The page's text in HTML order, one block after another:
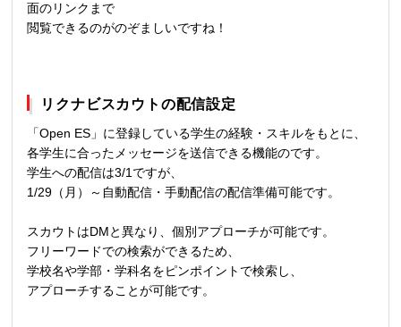
面のリンクまで
閲覧できるのがのぞましいですね！
リクナビスカウトの配信設定
「Open ES」に登録している学生の経験・スキルをもとに、
各学生に合ったメッセージを送信できる機能のです。
学生への配信は3/1ですが、
1/29（月）～自動配信・手動配信の配信準備可能です。
スカウトはDMと異なり、個別アプローチが可能です。
フリーワードでの検索ができるため、
学校名や学部・学科名をピンポイントで検索し、
アプローチすることが可能です。